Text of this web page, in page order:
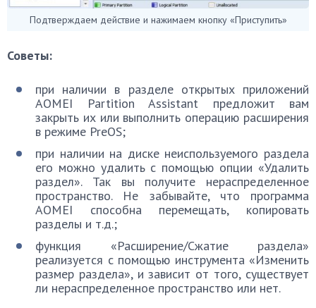
Подтверждаем действие и нажимаем кнопку «Приступить»
Советы:
при наличии в разделе открытых приложений
AOMEI Partition Assistant предложит вам
закрыть их или выполнить операцию расширения
в режиме PreOS;
при наличии на диске неиспользуемого раздела
его можно удалить с помощью опции «Удалить
раздел». Так вы получите нераспределенное
пространство. Не забывайте, что программа
AOMEI способна перемещать, копировать
разделы и т.д.;
функция «Расширение/Сжатие раздела»
реализуется с помощью инструмента «Изменить
размер раздела», и зависит от того, существует
ли нераспределенное пространство или нет.